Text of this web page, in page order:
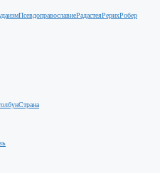
ПсевдоправославиеРадастеяРерихРобер
Страна